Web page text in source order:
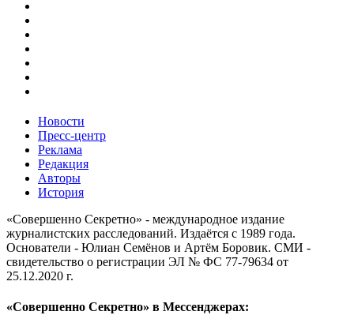
Новости
Пресс-центр
Реклама
Редакция
Авторы
История
«Совершенно Секретно» - международное издание
журналистских расследований. Издаётся с 1989 года.
Основатели - Юлиан Семёнов и Артём Боровик. CМИ -
свидетельство о регистрации ЭЛ № ФС 77-79634 от
25.12.2020 г.
«Совершенно Секретно» в Мессенджерах: